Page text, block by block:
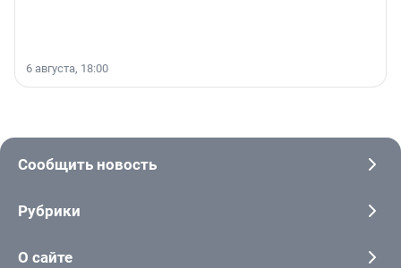
6 августа, 18:00
Сообщить новость
Рубрики
О сайте